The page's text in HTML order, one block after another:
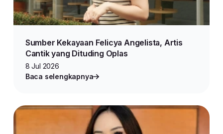
Sumber Kekayaan Felicya Angelista, Artis
Cantik yang Dituding Oplas
8 Jul 2026
Baca selengkapnya